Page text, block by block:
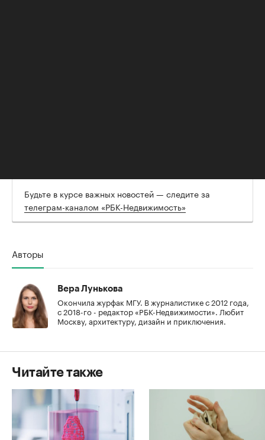
Будьте в курсе важных новостей — следите за
телеграм-каналом «РБК-Недвижимость»
Авторы
Вера Лунькова
Окончила журфак МГУ. В журналистике с 2012 года,
с 2018-го - редактор «РБК-Недвижимости». Любит
Москву, архитектуру, дизайн и приключения.
Читайте также